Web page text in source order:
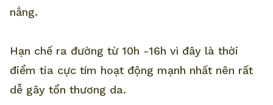
nắng.
Hạn chế ra đường từ 10h -16h vì đây là thời
điểm tia cực tím hoạt động mạnh nhất nên rất
dễ gây tổn thương da.